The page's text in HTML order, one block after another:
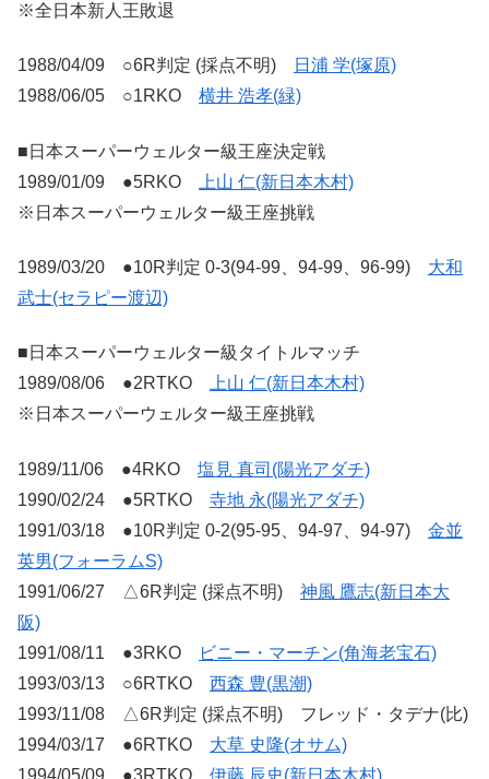
※全日本新人王敗退
1988/04/09 ○6R判定 (採点不明)
日浦 学(塚原)
1988/06/05 ○1RKO 横井 浩孝(緑)
■日本スーパーウェルター級王座決定戦
1989/01/09 ●5RKO
上山 仁(新日本木村)
※日本スーパーウェルター級王座挑戦
1989/03/20 ●10R判定 0-3(94-99、94-99、96-99) 大和
武士(セラピー渡辺)
■日本スーパーウェルター級タイトルマッチ
1989/08/06 ●2RTKO
上山 仁(新日本木村)
※日本スーパーウェルター級王座挑戦
1989/11/06 ●4RKO 塩見 真司(陽光アダチ)
1990/02/24 ●5RTKO 寺地 永(陽光アダチ)
1991/03/18 ●10R判定 0-2(95-95、94-97、94-97) 金並
英男(フォーラムS)
1991/06/27 △6R判定 (採点不明) 神風 鷹志(新日本大
阪)
1991/08/11 ●3RKO
ビニー・マーチン(角海老宝石)
1993/03/13 ○6RTKO 西森 豊(黒潮)
1993/11/08 △6R判定 (採点不明) フレッド・タデナ(比)
1994/03/17 ●6RTKO 大草 史隆(オサム)
1994/05/09 ●3RTKO 伊藤 辰史(新日本木村)